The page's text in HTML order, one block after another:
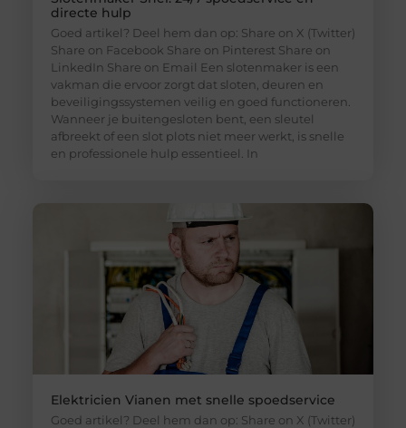
directe hulp
Goed artikel? Deel hem dan op: Share on X (Twitter)
Share on Facebook Share on Pinterest Share on
LinkedIn Share on Email Een slotenmaker is een
vakman die ervoor zorgt dat sloten, deuren en
beveiligingssystemen veilig en goed functioneren.
Wanneer je buitengesloten bent, een sleutel
afbreekt of een slot plots niet meer werkt, is snelle
en professionele hulp essentieel. In
Elektricien Vianen met snelle spoedservice
Goed artikel? Deel hem dan op: Share on X (Twitter)